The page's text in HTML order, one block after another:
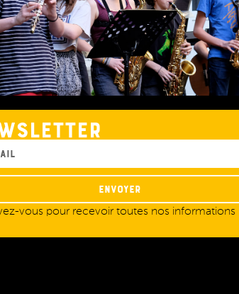
Envoyer
vous pour recevoir toutes nos informations